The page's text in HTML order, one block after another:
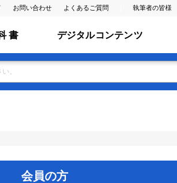
お問い合わせ よくあるご質問 執筆者の皆様
書 デジタルコンテンツ
会員の方